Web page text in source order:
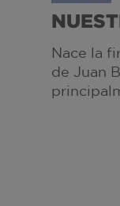
Nace la
de Juan